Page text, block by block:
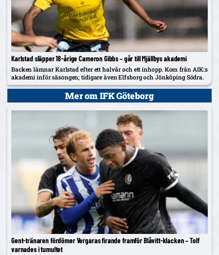
Karlstad släpper 18-årige Cameron Gibbs – går till Mjällbys akademi
Backen lämnar Karlstad efter ett halvår och ett inhopp. Kom från AIK:s
akademi inför säsongen; tidigare även Elfsborg och Jönköping Södra.
Mer om IFK Göteborg
Gent-tränaren fördömer Vergaras firande framför Blåvitt-klacken – Tolf
varnades i tumultet